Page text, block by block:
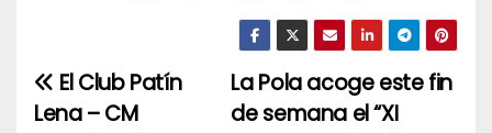
Navegación
La Pola acoge este fin
de semana el “XI
El Club Patín
Lena – CM